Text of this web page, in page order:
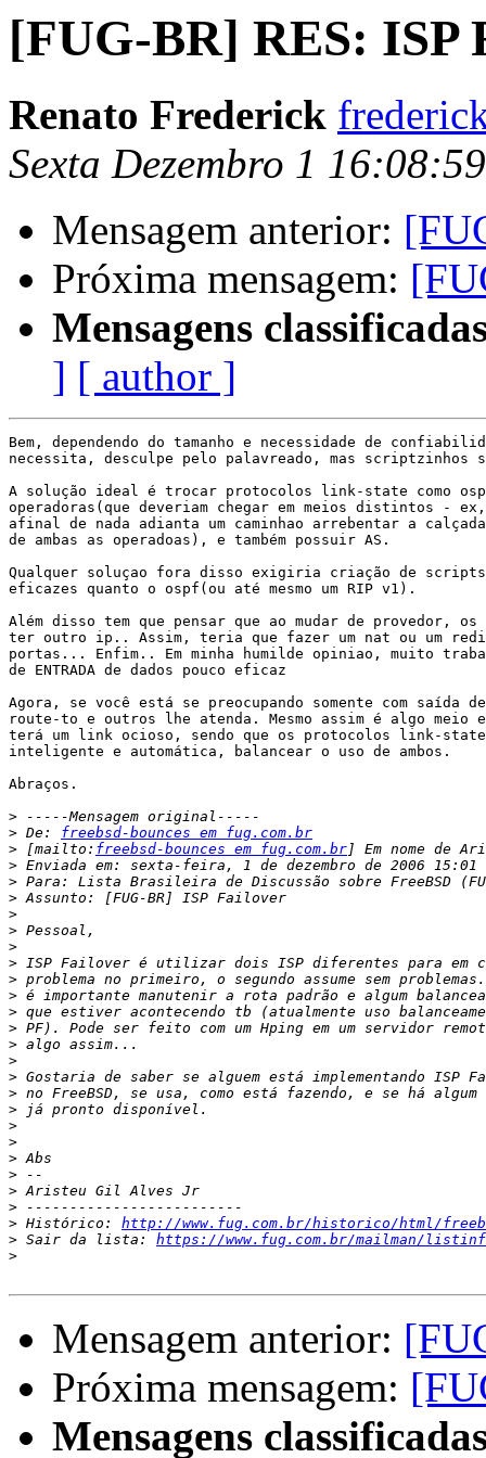
[FUG-BR] RES: ISP
Renato Frederick
Sexta Dezembro 1
Mensagem anterior:
Próxima mensagem:
Mensagens
] [ author ]
Bem, dependendo do tamanho e necessidade de
necessita, desculpe pelo palavreado, mas scriptzinhos
A solução ideal é trocar protocolos link-state como
operadoras(que deveriam chegar em meios distintos -
afinal de nada adianta um caminhao arrebentar a
de ambas as operadoas), e também possuir AS.
Qualquer soluçao fora disso exigiria criação de scripts
eficazes quanto o ospf(ou até mesmo um RIP v1).
Além disso tem que pensar que ao mudar de provedor,
ter outro ip.. Assim, teria que fazer um nat ou um
portas... Enfim.. Em minha humilde opiniao, muito
de ENTRADA de dados pouco eficaz
Agora, se você está se preocupando somente com saída
route-to e outros lhe atenda. Mesmo assim é algo meio
terá um link ocioso, sendo que os protocolos link-
inteligente e automática, balancear o uso de ambos.
Abraços.
>
> De: freebsd-bounces em fug.com.br
> [mailto: freebsd-bounces em fug.com.br
>
>
>
>
>
>
>
>
>
>
>
>
>
>
>
>
>
>
>
>
>
>
> Histórico: http://www.fug.com.br/historico/html/
> Sair da lista: https://www.fug.com.br/mailman/
>
Mensagem anterior:
Próxima mensagem:
Mensagens